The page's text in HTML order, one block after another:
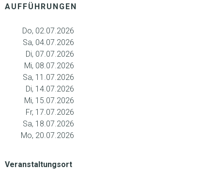
AUFFÜHRUNGEN
Do, 02.07.2026
Sa, 04.07.2026
Di, 07.07.2026
Mi, 08.07.2026
Sa, 11.07.2026
Di, 14.07.2026
Mi, 15.07.2026
Fr, 17.07.2026
Sa, 18.07.2026
Mo, 20.07.2026
Veranstaltungsort